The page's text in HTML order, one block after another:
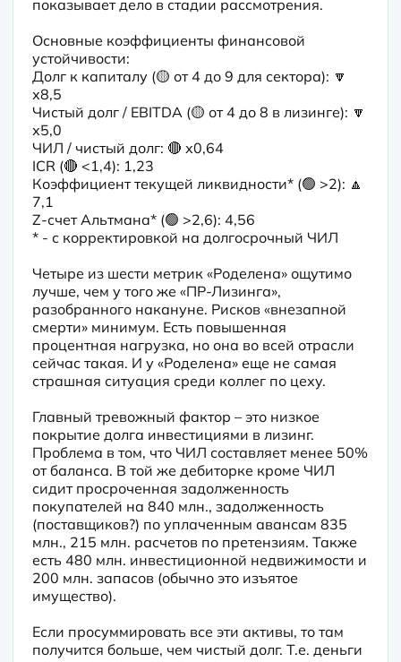
показывает дело в стадии рассмотрения.
Основные коэффициенты финансовой
устойчивости:
Долг к капиталу (🟡 от 4 до 9 для сектора): 🔽
х8,5
Чистый долг / EBITDA (🟡 от 4 до 8 в лизинге): 🔽
х5,0
ЧИЛ / чистый долг: 🔴 х0,64
ICR (🔴 <1,4): 1,23
Коэффициент текущей ликвидности* (🟢 >2): 🔼
7,1
Z-счет Альтмана* (🟢 >2,6): 4,56
* - с корректировкой на долгосрочный ЧИЛ
Четыре из шести метрик «Роделена» ощутимо
лучше, чем у того же «ПР-Лизинга»,
разобранного накануне. Рисков «внезапной
смерти» минимум. Есть повышенная
процентная нагрузка, но она во всей отрасли
сейчас такая. И у «Роделена» еще не самая
страшная ситуация среди коллег по цеху.
Главный тревожный фактор – это низкое
покрытие долга инвестициями в лизинг.
Проблема в том, что ЧИЛ составляет менее 50%
от баланса. В той же дебиторке кроме ЧИЛ
сидит просроченная задолженность
покупателей на 840 млн., задолженность
(поставщиков?) по уплаченным авансам 835
млн., 215 млн. расчетов по претензиям. Также
есть 480 млн. инвестиционной недвижимости и
200 млн. запасов (обычно это изъятое
имущество).
Если просуммировать все эти активы, то там
получится больше, чем чистый долг. Т.е. деньги